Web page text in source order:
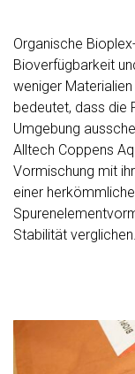
Organische
Bioverfügbarkeit
weniger
bedeutet, dass die
Umgebung
Alltech Coppens
Vormischung mit
einer
Stabilität verglichen.